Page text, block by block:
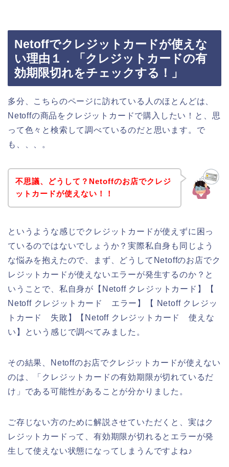
Netoffでクレジットカードが使えな
い理由１．「クレジットカードの有
効期限切れをチェックする！」
多分、こちらのページに訪れている人のほとんどは、
Netoffの商品をクレジットカードで購入したい！と、思
って色々と検索して調べているのだと思います。で
も、、、。
不思議、どうして？Netoffのお店でクレジ
ットカードが使えない！！
というような感じでクレジットカードが使えずに困っ
ているのではないでしょうか？実際私自身も同じよう
な悩みを抱えたので、まず、どうしてNetoffのお店でク
レジットカードが使えないエラーが発生するのか？と
いうことで、私自身が【Netoff クレジットカード】【
Netoff クレジットカード エラー】【 Netoff クレジッ
トカード 失敗】【Netoff クレジットカード 使えな
い】という感じで調べてみました。
その結果、Netoffのお店でクレジットカードが使えない
のは、「クレジットカードの有効期限が切れているだ
け」である可能性があることが分かりました。
ご存じない方のために解説させていただくと、実はク
レジットカードって、有効期限が切れるとエラーが発
生して使えない状態になってしまうんですよね♪